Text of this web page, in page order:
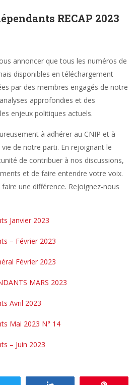
RECAP 2023
annoncer que tous les numéros de
disponibles en téléchargement
par des membres engagés de notre
approfondies et des
enjeux politiques actuels.
à adhérer au CNIP et à
de notre parti. En rejoignant le
de contribuer à nos discussions,
et de faire entendre votre voix.
une différence. Rejoignez-nous
Janvier 2023
– Février 2023
Février 2023
MARS 2023
Avril 2023
Mai 2023 N° 14
– Juin 2023